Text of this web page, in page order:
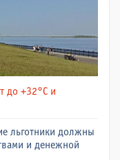
до +32°C и
льготники должны
и денежной